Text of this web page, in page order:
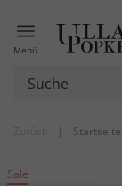
Menü
| Startseite
Sale